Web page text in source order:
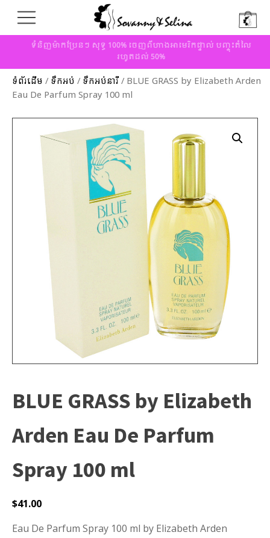
ទំនិញម៉ាកប្រែនៗ សុទ្ធ 100% ចេញពីហាងអាមេរិកផ្ទាល់ បញ្ចុះតំលៃ
រហូតដល់ 50%
ទំព័រដើម / ទឹកអប់ / ទឹកអប់នារី/ BLUE GRASS by Elizabeth Arden
Eau De Parfum Spray 100 ml
BLUE GRASS by Elizabeth
Arden Eau De Parfum
Spray 100 ml
$41.00
Eau De Parfum Spray 100 ml by Elizabeth Arden